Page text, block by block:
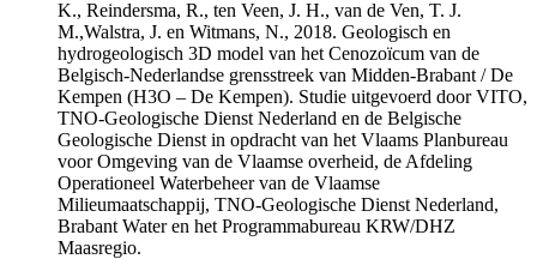
K., Reindersma, R., ten Veen, J. H., van de Ven, T. J.
M.,Walstra, J. en Witmans, N., 2018. Geologisch en
hydrogeologisch 3D model van het Cenozoïcum van de
Belgisch-Nederlandse grensstreek van Midden-Brabant / De
Kempen (H3O – De Kempen). Studie uitgevoerd door VITO,
TNO-Geologische Dienst Nederland en de Belgische
Geologische Dienst in opdracht van het Vlaams Planbureau
voor Omgeving van de Vlaamse overheid, de Afdeling
Operationeel Waterbeheer van de Vlaamse
Milieumaatschappij, TNO-Geologische Dienst Nederland,
Brabant Water en het Programmabureau KRW/DHZ
Maasregio.